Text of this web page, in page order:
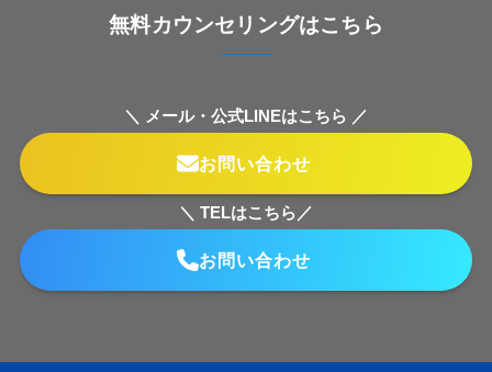
無料カウンセリングはこちら
＼ メール・公式LINEはこちら ／
お問い合わせ
＼ TELはこちら／
お問い合わせ